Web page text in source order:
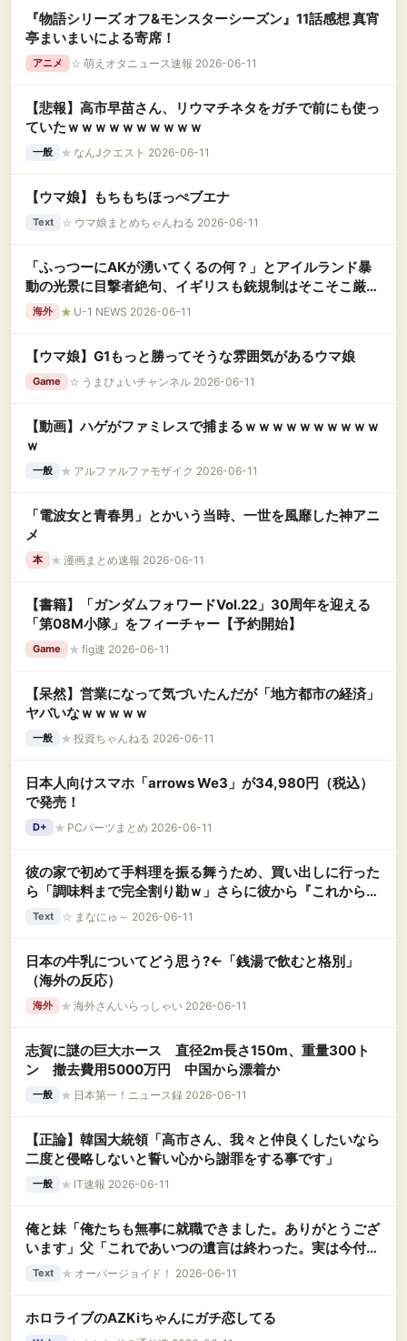
『物語シリーズ オフ&モンスターシーズン』11話感想 真宵
亭まいまいによる寄席！
アニメ ☆ 萌えオタニュース速報 2026-06-11
【悲報】高市早苗さん、リウマチネタをガチで前にも使っ
ていたｗｗｗｗｗｗｗｗｗｗ
一般 ★ なんJクエスト 2026-06-11
【ウマ娘】もちもちほっぺブエナ
Text ☆ ウマ娘まとめちゃんねる 2026-06-11
「ふっつーにAKが湧いてくるの何？」とアイルランド暴
動の光景に目撃者絶句、イギリスも銃規制はそこそこ厳し
いやろ？
海外 ★ U-1 NEWS 2026-06-11
【ウマ娘】G1もっと勝ってそうな雰囲気があるウマ娘
Game ☆ うまぴょいチャンネル 2026-06-11
【動画】ハゲがファミレスで捕まるｗｗｗｗｗｗｗｗｗｗ
ｗ
一般 ★ アルファルファモザイク 2026-06-11
「電波女と青春男」とかいう当時、一世を風靡した神アニ
メ
本 ★ 漫画まとめ速報 2026-06-11
【書籍】「ガンダムフォワードVol.22」30周年を迎える
「第08M小隊」をフィーチャー【予約開始】
Game ★ fig速 2026-06-11
【呆然】営業になって気づいたんだが「地方都市の経済」
ヤバいなｗｗｗｗｗ
一般 ★ 投資ちゃんねる 2026-06-11
日本人向けスマホ「arrows We3」が34,980円（税込）
で発売！
D+ ★ PCパーツまとめ 2026-06-11
彼の家で初めて手料理を振る舞うため、買い出しに行った
ら「調味料まで完全割り勘ｗ」さらに彼から『これからは
毎回家で食べよう☆』と無給の労働を要求され、ドン引き
Text ☆ まなにゅ～ 2026-06-11
日本の牛乳についてどう思う?←「銭湯で飲むと格別」
（海外の反応）
海外 ★ 海外さんいらっしゃい 2026-06-11
志賀に謎の巨大ホース 直径2m長さ150m、重量300ト
ン 撤去費用5000万円 中国から漂着か
一般 ★ 日本第一！ニュース録 2026-06-11
【正論】韓国大統領「高市さん、我々と仲良くしたいなら
二度と侵略しないと誓い心から謝罪をする事です」
一般 ★ IT速報 2026-06-11
俺と妹「俺たちも無事に就職できました。ありがとうござ
います」父「これであいつの遺言は終わった。実は今付き
合っている人と結婚する。だからもう一切関わらないでほ
Text ★ オーバージョイド！ 2026-06-11
ホロライブのAZKiちゃんにガチ恋してる